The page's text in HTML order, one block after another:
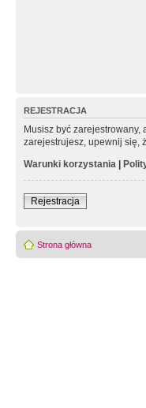
REJESTRACJA
Musisz być
zarejestrujesz, upewnij się,
Warunki korzystania |
Rejestracja
Strona główna